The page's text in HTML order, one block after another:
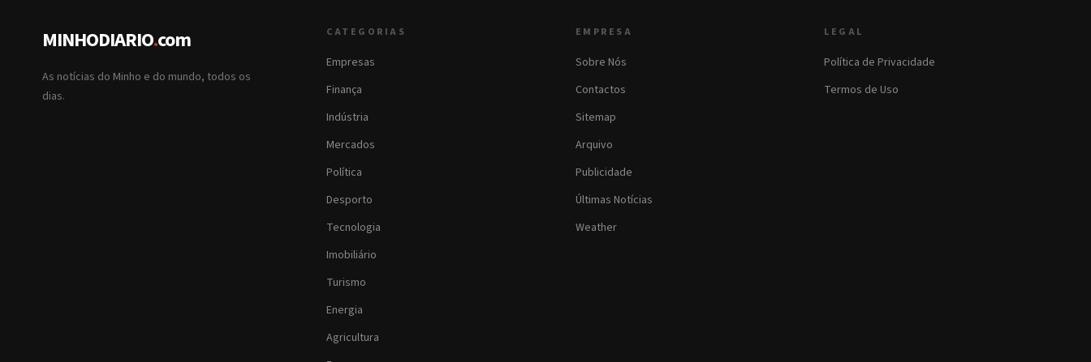
MINHODIARIO.com
As notícias do Minho e do mundo, todos os
dias.
CATEGORIAS
Empresas
Finança
Indústria
Mercados
Política
Desporto
Tecnologia
Imobiliário
Turismo
Energia
Agricultura
EMPRESA
Sobre Nós
Contactos
Sitemap
Arquivo
Publicidade
Últimas Notícias
Weather
LEGAL
Política de Privacidade
Termos de Uso